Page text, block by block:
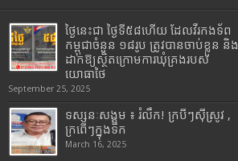
ថ្ងៃនេះជា ថ្ងៃទី៥៨ហើយ ដែលវីរកងទ័ព
កម្ពុជាចំនួន ១៨រូប ត្រូវបានចាប់ខ្លួន និង
ដាក់ឱ្យស្ថិតក្រោមការឃុំគ្រងរបស់
យោធាថៃ
September 25, 2025
ទស្សនៈសង្គម ៖ រំលឹក! ក្របីៗស៊ីស្រូវ ,
ក្រពើៗក្នុងទឹក
March 16, 2025